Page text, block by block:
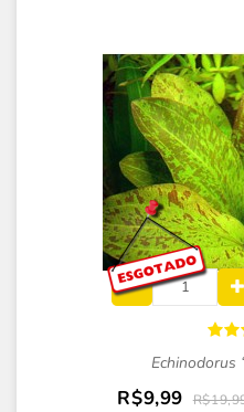
Echinodorus
R$9,99